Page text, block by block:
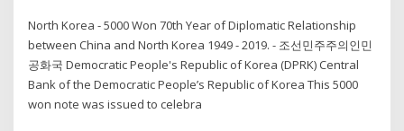
North Korea - 5000 Won 70th Year of Diplomatic Relationship
between China and North Korea 1949 - 2019. - 조선민주주의인민
공화국 Democratic People's Republic of Korea (DPRK) Central
Bank of the Democratic People’s Republic of Korea This 5000
won note was issued to celebra